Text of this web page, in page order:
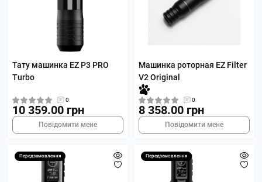
Тату машинка EZ P3 PRO
Turbo
0
10 359.00 грн
Повідомити мене
Машинка роторная EZ Filter
V2 Original
0
8 358.00 грн
Повідомити мене
Передзамовлення Передзамовлення